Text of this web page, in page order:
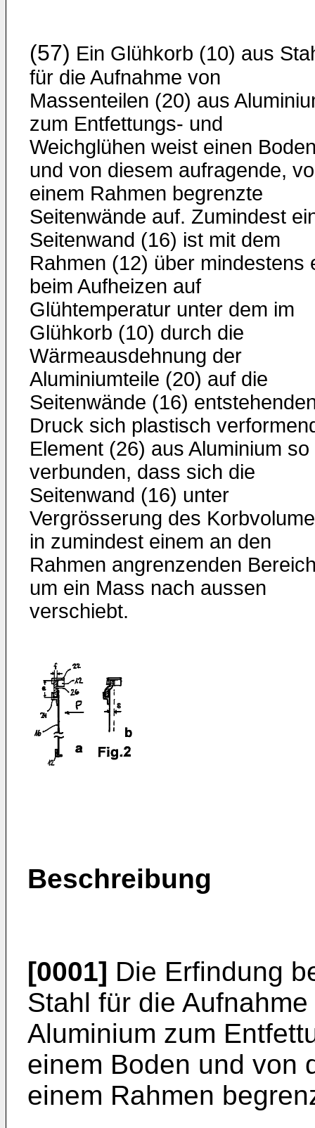
(57) Ein Glühkorb (10) aus
für die Aufnahme von
Massenteilen (20) aus
zum Entfettungs- und
Weichglühen weist einen
und von diesem aufragende,
einem Rahmen begrenzte
Seitenwände auf. Zumindest
Seitenwand (16) ist mit dem
Rahmen (12) über mindestens
beim Aufheizen auf
Glühtemperatur unter dem im
Glühkorb (10) durch die
Wärmeausdehnung der
Aluminiumteile (20) auf die
Seitenwände (16)
Druck sich plastisch
Element (26) aus Aluminium so
verbunden, dass sich die
Seitenwand (16) unter
Vergrösserung des
in zumindest einem an den
Rahmen angrenzenden
um ein Mass nach aussen
verschiebt.
Beschreibung
[0001] Die Erfindung
Stahl für die
Aluminium zum
einem Boden und von
einem Rahmen